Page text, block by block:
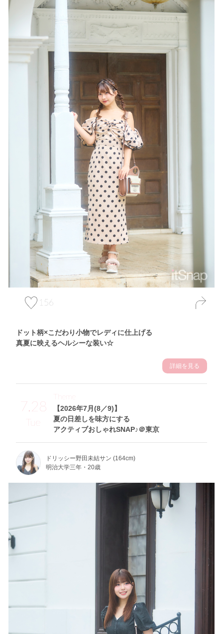
156
ドット柄×こだわり小物でレディに仕上げる
真夏に映えるヘルシーな装い☆
詳細を見る
7.28
Tue
【2026年7月(8／9)】
夏の日差しを味方にする
アクティブおしゃれSNAP♪＠東京
Theme
ドリッシー野田未結サン (164cm)
明治大学三年・20歳